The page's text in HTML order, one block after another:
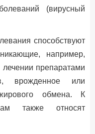
(вирусный
способствуют
например,
препаратами
врожденное или
обмена. К
также относят